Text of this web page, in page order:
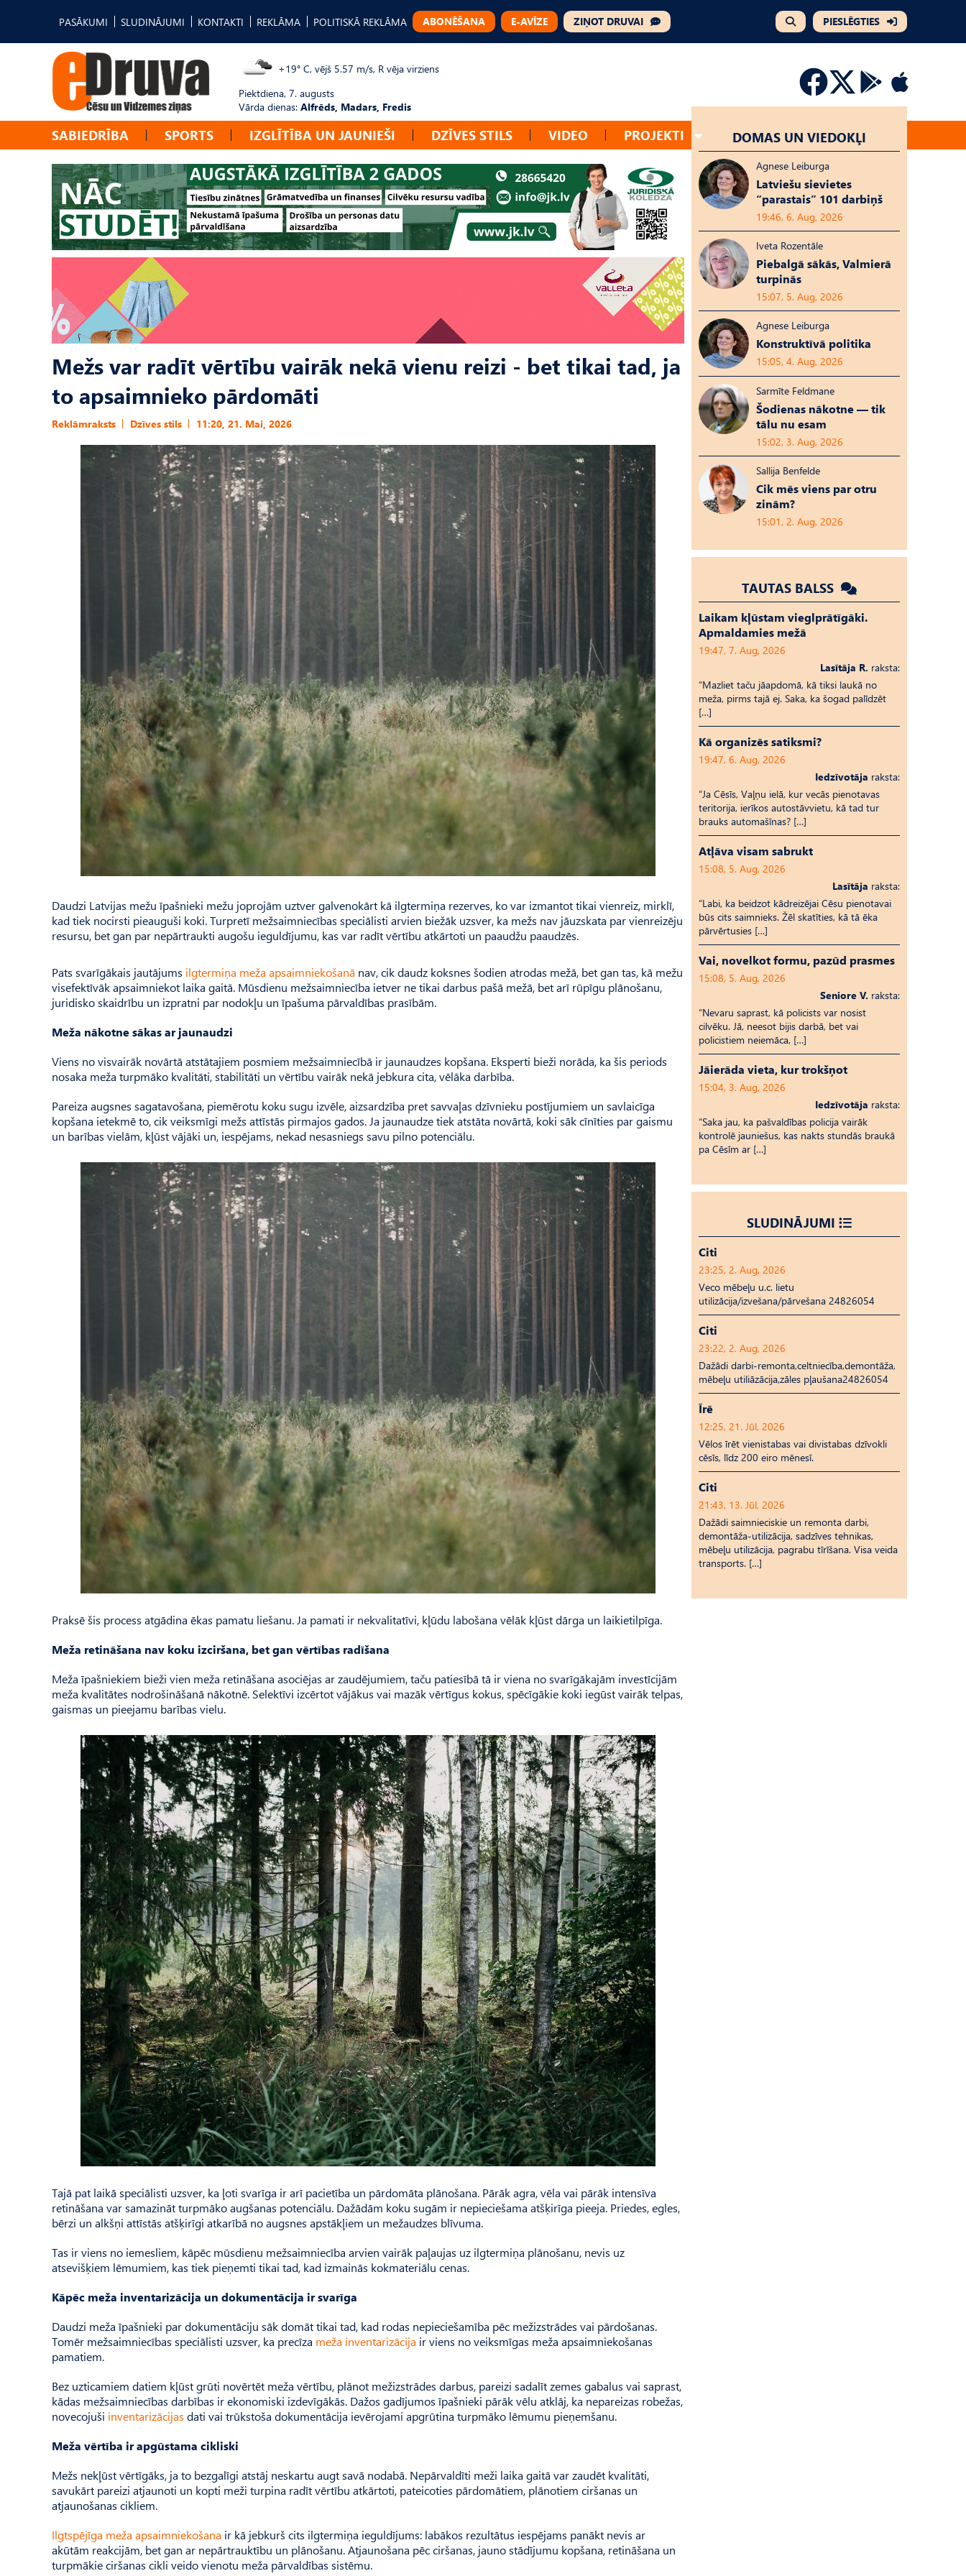
PASĀKUMI SLUDINĀJUMI KONTAKTI REKLĀMA POLITISKĀ REKLĀMA ABONĒŠANA E-AVĪZE ZIŅOT DRUVAI PIESLĒGTIES
+19° C, vējš 5.57 m/s, R vēja virziens
Piektdiena, 7. augusts
Vārda dienas: Alfrēds, Madars, Fredis
SABIEDRĪBA SPORTS IZGLĪTĪBA UN JAUNIEŠI DZĪVES STILS VIDEO PROJEKTI
Mežs var radīt vērtību vairāk nekā vienu reizi - bet tikai tad, ja
to apsaimnieko pārdomāti
Reklāmraksts Dzīves stils 11:20, 21. Mai, 2026
Daudzi Latvijas mežu īpašnieki mežu joprojām uztver galvenokārt kā ilgtermiņa rezerves, ko var izmantot tikai vienreiz, mirklī,
kad tiek nocirsti pieauguši koki. Turpretī mežsaimniecības speciālisti arvien biežāk uzsver, ka mežs nav jāuzskata par vienreizēju
resursu, bet gan par nepārtraukti augošu ieguldījumu, kas var radīt vērtību atkārtoti un paaudžu paaudzēs.
Pats svarīgākais jautājums ilgtermiņa meža apsaimniekošanā nav, cik daudz koksnes šodien atrodas mežā, bet gan tas, kā mežu
visefektīvāk apsaimniekot laika gaitā. Mūsdienu mežsaimniecība ietver ne tikai darbus pašā mežā, bet arī rūpīgu plānošanu,
juridisko skaidrību un izpratni par nodokļu un īpašuma pārvaldības prasībām.
Meža nākotne sākas ar jaunaudzi
Viens no visvairāk novārtā atstātajiem posmiem mežsaimniecībā ir jaunaudzes kopšana. Eksperti bieži norāda, ka šis periods
nosaka meža turpmāko kvalitāti, stabilitāti un vērtību vairāk nekā jebkura cita, vēlāka darbība.
Pareiza augsnes sagatavošana, piemērotu koku sugu izvēle, aizsardzība pret savvaļas dzīvnieku postījumiem un savlaicīga
kopšana ietekmē to, cik veiksmīgi mežs attīstās pirmajos gados. Ja jaunaudze tiek atstāta novārtā, koki sāk cīnīties par gaismu
un barības vielām, kļūst vājāki un, iespējams, nekad nesasniegs savu pilno potenciālu.
Praksē šis process atgādina ēkas pamatu liešanu. Ja pamati ir nekvalitatīvi, kļūdu labošana vēlāk kļūst dārga un laikietilpīga.
Meža retināšana nav koku izciršana, bet gan vērtības radīšana
Meža īpašniekiem bieži vien meža retināšana asociējas ar zaudējumiem, taču patiesībā tā ir viena no svarīgākajām investīcijām
meža kvalitātes nodrošināšanā nākotnē. Selektīvi izcērtot vājākus vai mazāk vērtīgus kokus, spēcīgākie koki iegūst vairāk telpas,
gaismas un pieejamu barības vielu.
Tajā pat laikā speciālisti uzsver, ka ļoti svarīga ir arī pacietība un pārdomāta plānošana. Pārāk agra, vēla vai pārāk intensīva
retināšana var samazināt turpmāko augšanas potenciālu. Dažādām koku sugām ir nepieciešama atšķirīga pieeja. Priedes, egles,
bērzi un alkšņi attīstās atšķirīgi atkarībā no augsnes apstākļiem un mežaudzes blīvuma.
Tas ir viens no iemesliem, kāpēc mūsdienu mežsaimniecība arvien vairāk paļaujas uz ilgtermiņa plānošanu, nevis uz
atsevišķiem lēmumiem, kas tiek pieņemti tikai tad, kad izmainās kokmateriālu cenas.
Kāpēc meža inventarizācija un dokumentācija ir svarīga
Daudzi meža īpašnieki par dokumentāciju sāk domāt tikai tad, kad rodas nepieciešamība pēc mežizstrādes vai pārdošanas.
Tomēr mežsaimniecības speciālisti uzsver, ka precīza meža inventarizācija ir viens no veiksmīgas meža apsaimniekošanas
pamatiem.
Bez uzticamiem datiem kļūst grūti novērtēt meža vērtību, plānot mežizstrādes darbus, pareizi sadalīt zemes gabalus vai saprast,
kādas mežsaimniecības darbības ir ekonomiski izdevīgākās. Dažos gadījumos īpašnieki pārāk vēlu atklāj, ka nepareizas robežas,
novecojuši inventarizācijas dati vai trūkstoša dokumentācija ievērojami apgrūtina turpmāko lēmumu pieņemšanu.
Meža vērtība ir apgūstama cikliski
Mežs nekļūst vērtīgāks, ja to bezgalīgi atstāj neskartu augt savā nodabā. Nepārvaldīti meži laika gaitā var zaudēt kvalitāti,
savukārt pareizi atjaunoti un kopti meži turpina radīt vērtību atkārtoti, pateicoties pārdomātiem, plānotiem ciršanas un
atjaunošanas cikliem.
Ilgtspējīga meža apsaimniekošana ir kā jebkurš cits ilgtermiņa ieguldījums: labākos rezultātus iespējams panākt nevis ar
akūtām reakcijām, bet gan ar nepārtrauktību un plānošanu. Atjaunošana pēc ciršanas, jauno stādījumu kopšana, retināšana un
turpmākie ciršanas cikli veido vienotu meža pārvaldības sistēmu.
DOMAS UN VIEDOKĻI
Agnese Leiburga
Latviešu sievietes
“parastais” 101 darbiņš
19:46, 6. Aug, 2026
Iveta Rozentāle
Piebalgā sākās, Valmierā
turpinās
15:07, 5. Aug, 2026
Agnese Leiburga
Konstruktīvā politika
15:05, 4. Aug, 2026
Sarmīte Feldmane
Šodienas nākotne — tik
tālu nu esam
15:02, 3. Aug, 2026
Sallija Benfelde
Cik mēs viens par otru
zinām?
15:01, 2. Aug, 2026
TAUTAS BALSS
Laikam kļūstam vieglprātīgāki.
Apmaldamies mežā
19:47, 7. Aug, 2026
Lasītāja R. raksta:
“Mazliet taču jāapdomā, kā tiksi laukā no
meža, pirms tajā ej. Saka, ka šogad palīdzēt
[…]
Kā organizēs satiksmi?
19:47, 6. Aug, 2026
Iedzīvotāja raksta:
“Ja Cēsīs, Vaļņu ielā, kur vecās pienotavas
teritorija, ierīkos autostāvvietu, kā tad tur
brauks automašīnas? […]
Atļāva visam sabrukt
15:08, 5. Aug, 2026
Lasītāja raksta:
“Labi, ka beidzot kādreizējai Cēsu pienotavai
būs cits saimnieks. Žēl skatīties, kā tā ēka
pārvērtusies […]
Vai, novelkot formu, pazūd prasmes
15:08, 5. Aug, 2026
Seniore V. raksta:
“Nevaru saprast, kā policists var nosist
cilvēku. Jā, neesot bijis darbā, bet vai
policistiem neiemāca, […]
Jāierāda vieta, kur trokšņot
15:04, 3. Aug, 2026
Iedzīvotāja raksta:
“Saka jau, ka pašvaldības policija vairāk
kontrolē jauniešus, kas nakts stundās braukā
pa Cēsīm ar […]
SLUDINĀJUMI
Citi
23:25, 2. Aug, 2026
Veco mēbeļu u.c. lietu
utilizācija/izvešana/pārvešana 24826054
Citi
23:22, 2. Aug, 2026
Dažādi darbi-remonta,celtniecība,demontāža,
mēbeļu utiliāzācija,zāles pļaušana24826054
Īrē
12:25, 21. Jūl, 2026
Vēlos īrēt vienistabas vai divistabas dzīvokli
cēsīs, līdz 200 eiro mēnesī.
Citi
21:43, 13. Jūl, 2026
Dažādi saimnieciskie un remonta darbi,
demontāža-utilizācija, sadzīves tehnikas,
mēbeļu utilizācija, pagrabu tīrīšana. Visa veida
transports. […]